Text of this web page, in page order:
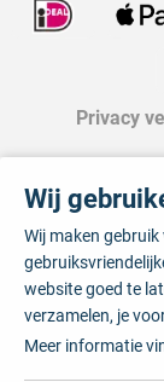
Privacy
Wij
Wij maken
website goed te
verzamelen, je
Meer informatie